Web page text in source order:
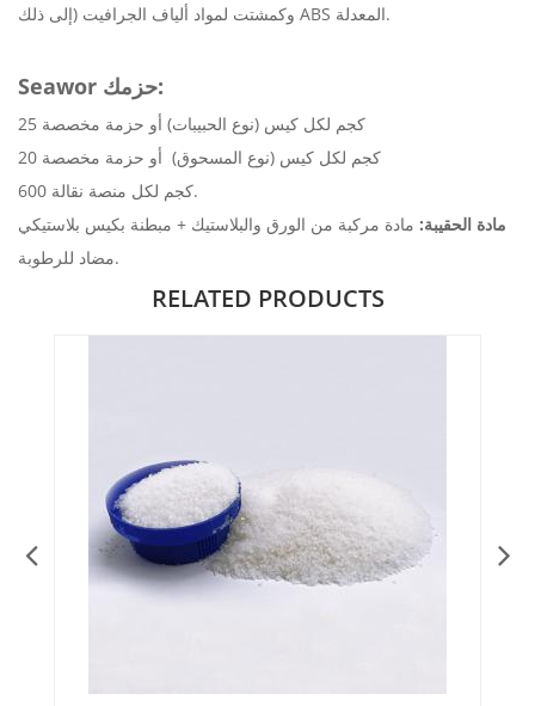
إلى ذلك) وكمشتت لمواد ألياف الجرافيت ABS المعدلة.
Seawor حزمك:
25 كجم لكل كيس (نوع الحبيبات) أو حزمة مخصصة
20 كجم لكل كيس (نوع المسحوق) أو حزمة مخصصة
600 كجم لكل منصة نقالة.
مادة الحقيبة: مادة مركبة من الورق والبلاستيك + مبطنة بكيس بلاستيكي
مضاد للرطوبة.
RELATED PRODUCTS